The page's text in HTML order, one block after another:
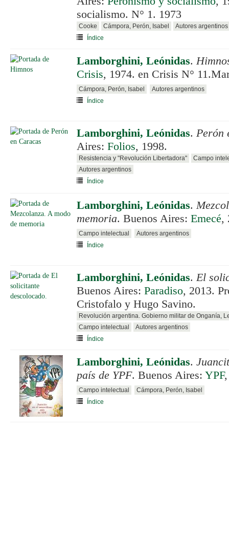
socialismo. N° 1. 1973
Cooke Cámpora, Perón, Isabel
Autores argentinos
Índice
Lamborghini, Leónidas.
Crisis, 1974. en Crisis N°
Cámpora, Perón, Isabel
Autores argentinos
Índice
Lamborghini, Leónidas. Perón
Aires: Folios, 1998.
Resistencia y "Revolución Libertadora"
Campo
Autores argentinos
Índice
Lamborghini, Leónidas.
memoria. Buenos Aires: Emecé,
Campo intelectual
Autores argentinos
Índice
Lamborghini, Leónidas.El
Buenos Aires: Paradiso, 2013.
Cristofalo y Hugo Savino.
Revolución argentina. Gobierno militar de Onganía,
Campo intelectual
Autores argentinos
Índice
Lamborghini, Leónidas.
país de YPF. Buenos Aires: YPF
Campo intelectual
Cámpora, Perón, Isabel
Índice